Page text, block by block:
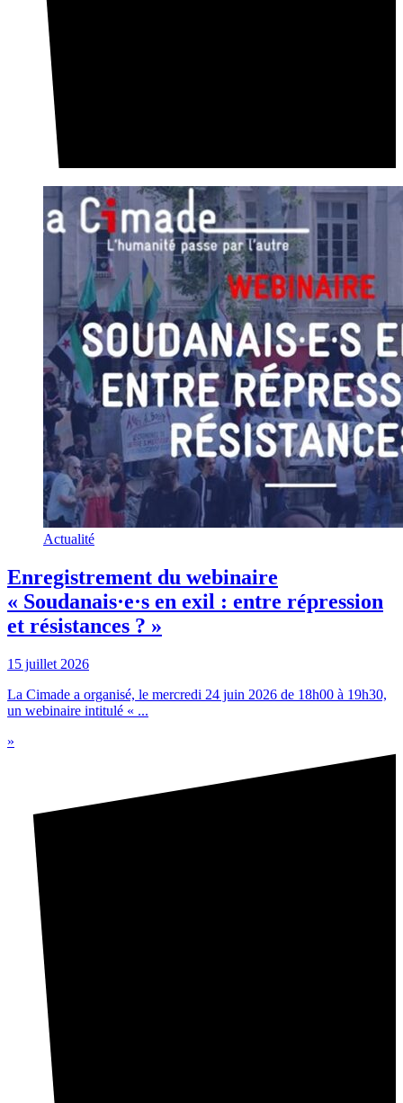
Actualité
Enregistrement du webinaire
« Soudanais·e·s en exil : entre répression
et résistances ? »
15 juillet 2026
La Cimade a organisé, le mercredi 24 juin 2026 de 18h00 à 19h30,
un webinaire intitulé « ...
»